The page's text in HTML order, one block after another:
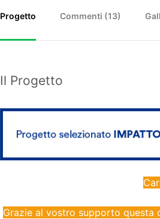
Progetto Commenti (13)
Il Progetto
Grazie al vostro supporto questa